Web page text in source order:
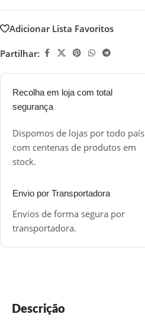
Adicionar Lista Favoritos
Partilhar:
Recolha em loja com total
segurança
Dispomos de lojas por todo país
com centenas de produtos em
stock.
Envio por Transportadora
Envios de forma segura por
transportadora.
Descrição